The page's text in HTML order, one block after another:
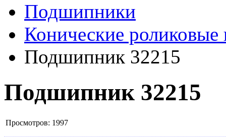
Подшипники
Конические
Подшипник 32215
Подшипник 32215
Просмотров: 1997